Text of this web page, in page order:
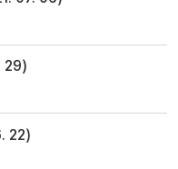
29)
22)